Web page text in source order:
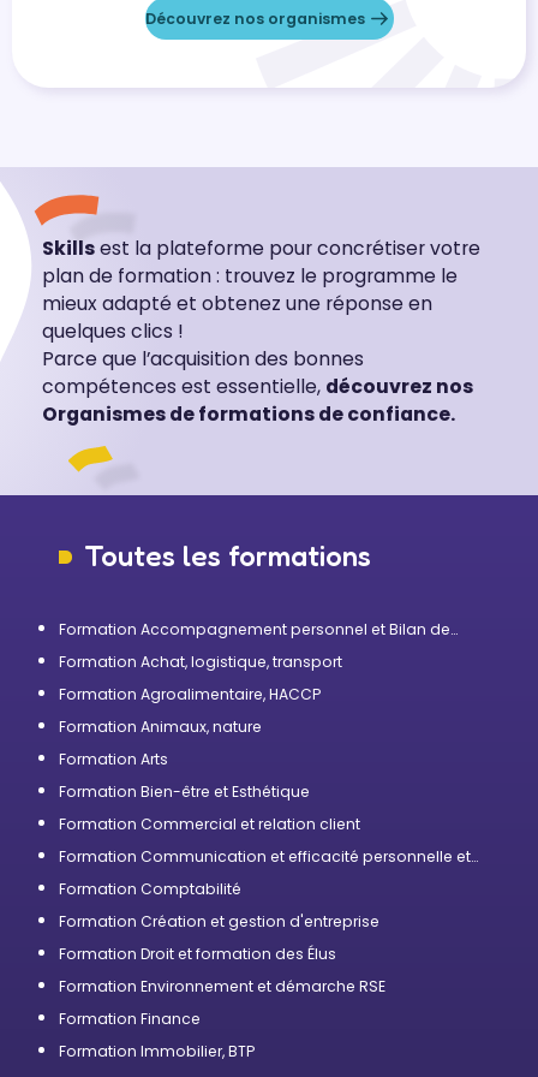
Découvrez nos organismes
Skillsest la plateforme pour concrétiser votre
plan de formation : trouvez le programme le
mieux adapté et obtenez une réponse en
quelques clics !
Parce que l’acquisition des bonnes
compétences est essentielle, découvrez nos
Organismes de formations de confiance.
Toutes les formations
Formation Accompagnement personnel et Bilan de
Formation Achat, logistique, transport
Formation Agroalimentaire, HACCP
Formation Animaux, nature
Formation Arts
Formation Bien-être et Esthétique
Formation Commercial et relation client
Formation Communication et efficacité personnelle et
Formation Comptabilité
Formation Création et gestion d'entreprise
Formation Droit et formation des Élus
Formation Environnement et démarche RSE
Formation Finance
Formation Immobilier, BTP